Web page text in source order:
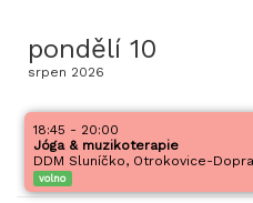
pondělí 10
srpen 2026
18:45 - 20:00
Jóga & muzikoterapie
DDM Sluníčko, Otrokovice-
volno